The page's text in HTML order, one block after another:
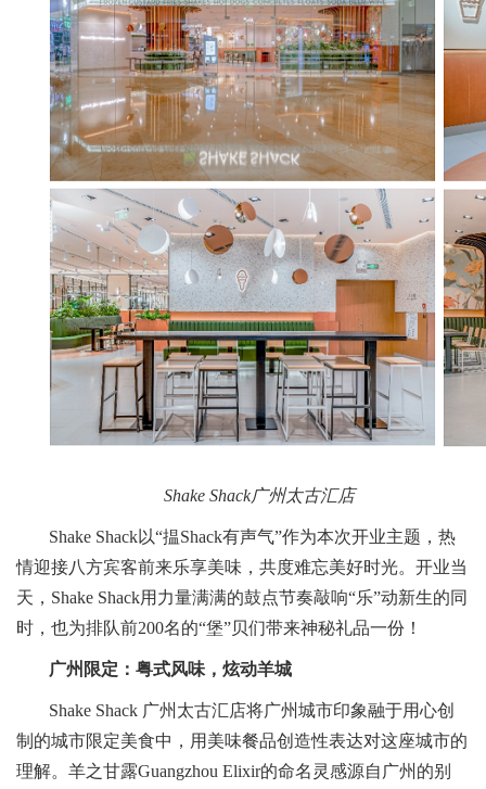
Shake Shack广州太古汇店
Shake Shack以“揾Shack有声气”作为本次开业主题，热
情迎接八方宾客前来乐享美味，共度难忘美好时光。开业当
天，Shake Shack用力量满满的鼓点节奏敲响“乐”动新生的同
时，也为排队前200名的“堡”贝们带来神秘礼品一份！
广州限定：粤式风味，炫动羊城
Shake Shack 广州太古汇店将广州城市印象融于用心创
制的城市限定美食中，用美味餐品创造性表达对这座城市的
理解。羊之甘露Guangzhou Elixir的命名灵感源自广州的别